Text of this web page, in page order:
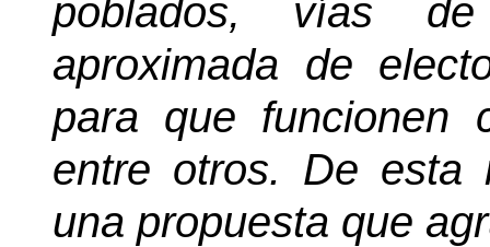
poblados, vías de
aproximada de
para que funcionen
entre otros. De esta
una propuesta que